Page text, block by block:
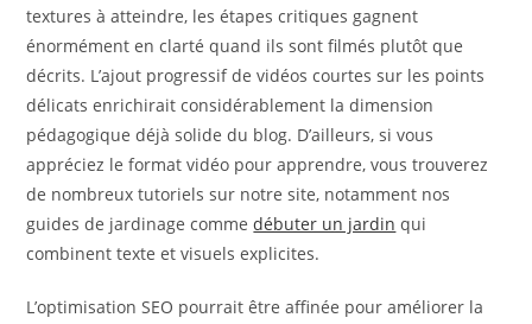
textures à atteindre, les étapes critiques gagnent
énormément en clarté quand ils sont filmés plutôt que
décrits. L’ajout progressif de vidéos courtes sur les points
délicats enrichirait considérablement la dimension
pédagogique déjà solide du blog. D’ailleurs, si vous
appréciez le format vidéo pour apprendre, vous trouverez
de nombreux tutoriels sur notre site, notamment nos
guides de jardinage commedébuter un jardin qui
combinent texte et visuels explicites.
L’optimisation SEO pourrait être affinée pour améliorer la